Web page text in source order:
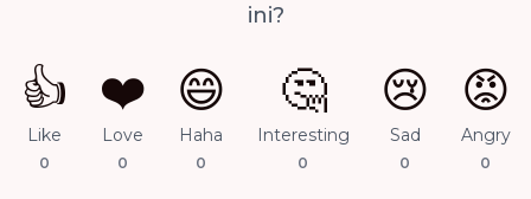
ini?
👍
Like
0
❤️
Love
0
😄
Haha
0
🤔
Interesting
0
😢
Sad
0
😡
Angry
0